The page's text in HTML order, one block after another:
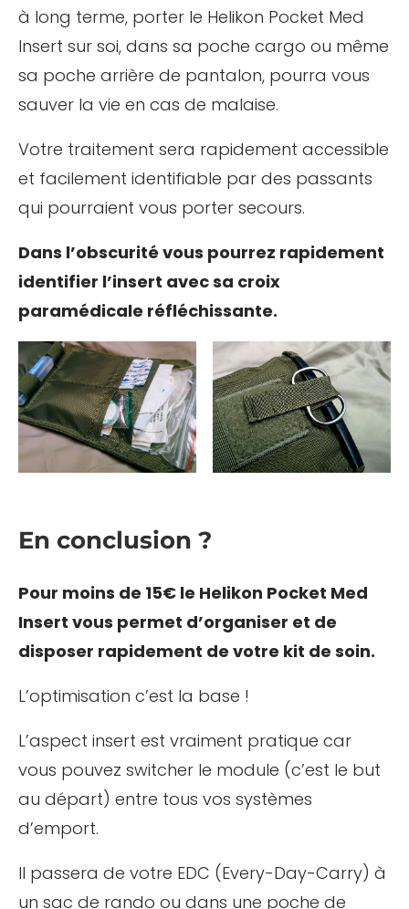
à long terme, porter le Helikon Pocket Med
Insert sur soi, dans sa poche cargo ou même
sa poche arrière de pantalon, pourra vous
sauver la vie en cas de malaise.
Votre traitement sera rapidement accessible
et facilement identifiable par des passants
qui pourraient vous porter secours.
Dans l’obscurité vous pourrez rapidement
identifier l’insert avec sa croix
paramédicale réfléchissante.
En conclusion ?
Pour moins de 15€ le Helikon Pocket Med
Insert vous permet d’organiser et de
disposer rapidement de votre kit de soin.
L’optimisation c’est la base !
L’aspect insert est vraiment pratique car
vous pouvez switcher le module (c’est le but
au départ) entre tous vos systèmes
d’emport.
Il passera de votre EDC (Every-Day-Carry) à
un sac de rando ou dans une poche de